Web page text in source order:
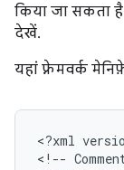
किया जा सकता
देखें.
यहां फ़्रेमवर्क
<?xml
< ! --